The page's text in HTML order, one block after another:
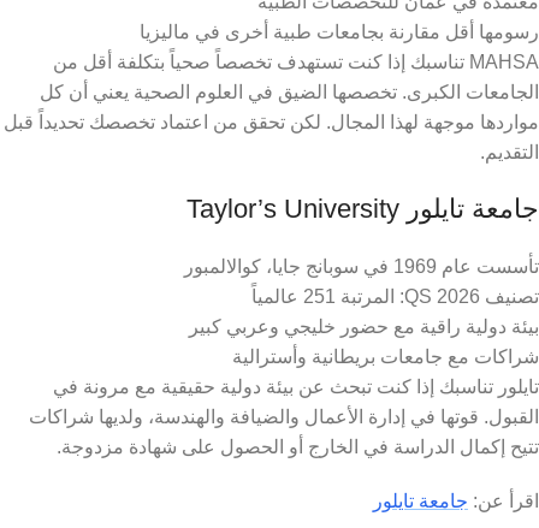
رسومها أقل مقارنة بجامعات طبية أخرى في ماليزيا
MAHSA تناسبك إذا كنت تستهدف تخصصاً صحياً بتكلفة أقل من
الجامعات الكبرى. تخصصها الضيق في العلوم الصحية يعني أن كل
مواردها موجهة لهذا المجال. لكن تحقق من اعتماد تخصصك تحديداً قبل
التقديم.
جامعة تايلور Taylor’s University
تأسست عام 1969 في سوبانج جايا، كوالالمبور
تصنيف QS 2026: المرتبة 251 عالمياً
بيئة دولية راقية مع حضور خليجي وعربي كبير
شراكات مع جامعات بريطانية وأسترالية
تايلور تناسبك إذا كنت تبحث عن بيئة دولية حقيقية مع مرونة في
القبول. قوتها في إدارة الأعمال والضيافة والهندسة، ولديها شراكات
تتيح إكمال الدراسة في الخارج أو الحصول على شهادة مزدوجة.
اقرأ عن: جامعة تايلور